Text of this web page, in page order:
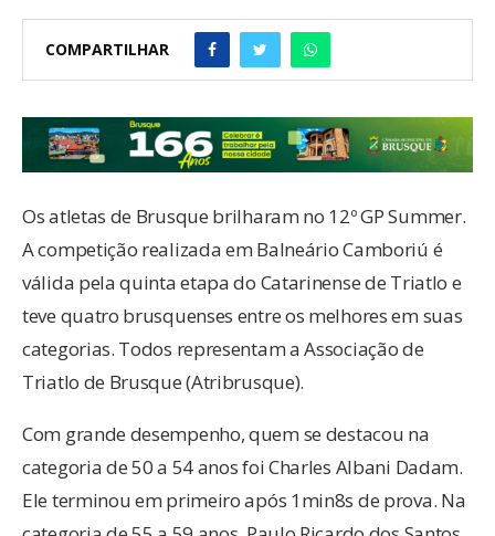
COMPARTILHAR
Os atletas de Brusque brilharam no 12º GP Summer.
A competição realizada em Balneário Camboriú é
válida pela quinta etapa do Catarinense de Triatlo e
teve quatro brusquenses entre os melhores em suas
categorias. Todos representam a Associação de
Triatlo de Brusque (Atribrusque).
Com grande desempenho, quem se destacou na
categoria de 50 a 54 anos foi Charles Albani Dadam.
Ele terminou em primeiro após 1min8s de prova. Na